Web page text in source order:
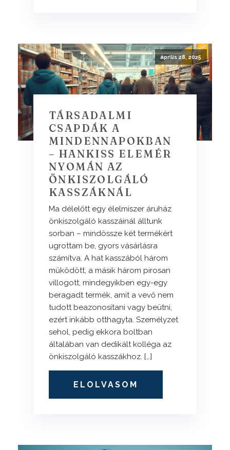
április 28, 2025
TÁRSADALMI
CSAPDÁK A
MINDENNAPOKBAN
– HANKISS ELEMÉR
NYOMÁN AZ
ÖNKISZOLGÁLÓ
KASSZÁKNÁL
Ma délelőtt egy élelmiszer áruház
önkiszolgáló kasszáinál álltunk
sorban – mindössze két termékért
ugrottam be, gyors vásárlásra
számítva. A hat kasszából három
működött, a másik három pirosan
villogott, mindegyikben egy-egy
beragadt termék, amit a vevő nem
tudott beazonosítani vagy beütni,
ezért inkább otthagyta. Személyzet
sehol, pedig ekkora boltban
általában van dedikált kolléga az
önkiszolgáló kasszákhoz. […]
ELOLVASOM